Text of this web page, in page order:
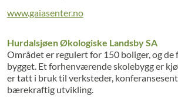
www.gaiasenter.no
Hurdalsjøen Økologiske Landsby SA
Området er regulert for 150 boliger, og
bygget. Et forhenværende skolebygg er
er tatt i bruk til verksteder,
bærekraftig utvikling.